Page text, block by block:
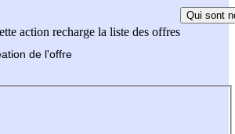
action recharge la liste des offres
Qui sont
de l'offre